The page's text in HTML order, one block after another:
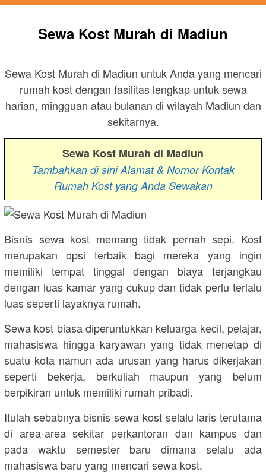
Sewa Kost Murah di Madiun
Sewa Kost Murah di Madiun untuk Anda yang mencari
rumah kost dengan fasilitas lengkap untuk sewa
harian, mingguan atau bulanan di wilayah Madiun dan
sekitarnya.
Sewa Kost Murah di Madiun
Tambahkan di sini Alamat & Nomor Kontak
Rumah Kost yang Anda Sewakan
Bisnis sewa kost memang tidak pernah sepi. Kost
merupakan opsi terbaik bagi mereka yang ingin
memiliki tempat tinggal dengan biaya terjangkau
dengan luas kamar yang cukup dan tidak perlu terlalu
luas seperti layaknya rumah.
Sewa kost biasa diperuntukkan keluarga kecil, pelajar,
mahasiswa hingga karyawan yang tidak menetap di
suatu kota namun ada urusan yang harus dikerjakan
seperti bekerja, berkuliah maupun yang belum
berpikiran untuk memiliki rumah pribadi.
Itulah sebabnya bisnis sewa kost selalu laris terutama
di area-area sekitar perkantoran dan kampus dan
pada waktu semester baru dimana selalu ada
mahasiswa baru yang mencari sewa kost.